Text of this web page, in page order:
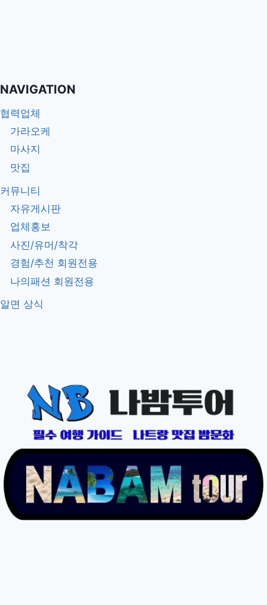
NAVIGATION
협력업체
가라오케
마사지
맛집
커뮤니티
자유게시판
업체홍보
사진/유머/착각
경험/추천 회원전용
나의패션 회원전용
알면 상식